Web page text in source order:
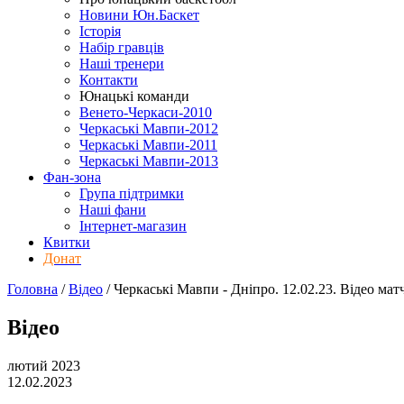
Новини Юн.Баскет
Історія
Набір гравців
Наші тренери
Контакти
Юнацькі команди
Венето-Черкаси-2010
Черкаські Мавпи-2012
Черкаські Мавпи-2011
Черкаські Мавпи-2013
Фан-зона
Група підтримки
Наші фани
Інтернет-магазин
Квитки
Донат
Головна /Відео /Черкаські Мавпи - Дніпро. 12.02.23. Відео
Відео
лютий 2023
12.02.2023